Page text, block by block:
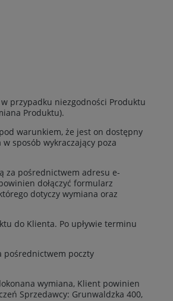
przypadku niezgodności Produktu
Produktu).
warunkiem, że jest on dostępny
sposób wykraczający poza
za pośrednictwem adresu e-
dołączyć formularz
dotyczy wymiana oraz
do Klienta. Po upływie terminu
pośrednictwem poczty
wymiana, Klient powinien
Sprzedawcy: Grunwaldzka 400,